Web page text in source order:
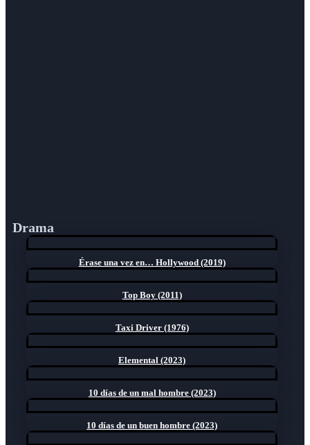
Drama
Érase una vez en… Hollywood (2019)
Top Boy (2011)
Taxi Driver (1976)
Elemental (2023)
10 días de un mal hombre (2023)
10 días de un buen hombre (2023)